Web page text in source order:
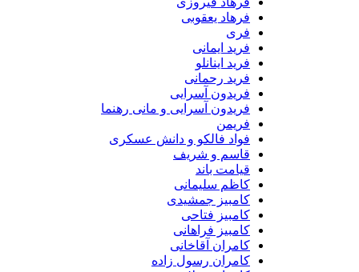
فرهاد یعقوبی
فری
فرید ایمانی
فرید اینانلو
فرید رحمانی
فریدون آسرایی
فریدون آسرایی و مانی رهنما
فریمن
فواد فالکو و دانش عسکری
قاسم و شریف
قیامت باند
کاظم سلیمانی
کامبیز جمشیدی
کامبیز فتاحی
کامبیز فراهانی
کامران آقاخانی
کامران رسول زاده